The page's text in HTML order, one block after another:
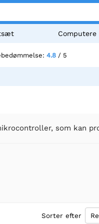
Computere
4.8 / 5
som kan
Sorter efter